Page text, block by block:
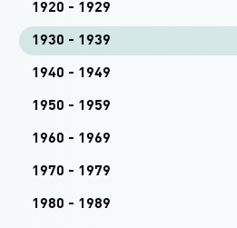
1920 - 1929
1930 - 1939
1940 - 1949
1950 - 1959
1960 - 1969
1970 - 1979
1980 - 1989